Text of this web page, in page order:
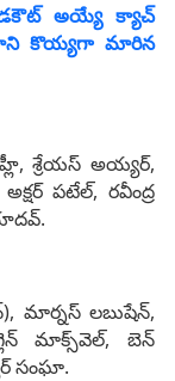
అయ్యే క్యాచ్
కొయ్యగా మారిన
శ్రేయస్ అయ్యర్,
పటేల్, రవీంద్ర
మార్నస్ లబుషేన్‌,
మాక్స్‌వెల్, బెన్
సంఘా.